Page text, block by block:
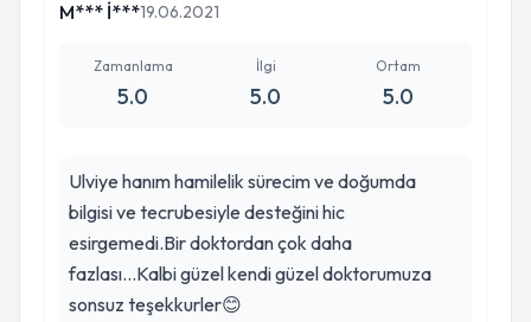
M*** İ***19.06.2021
Zamanlama
5.0
İlgi
5.0
Ortam
5.0
Ulviye hanım hamilelik sürecim ve doğumda
bilgisi ve tecrubesiyle desteğini hic
esirgemedi.Bir doktordan çok daha
fazlası...Kalbi güzel kendi güzel doktorumuza
sonsuz teşekkurler😊